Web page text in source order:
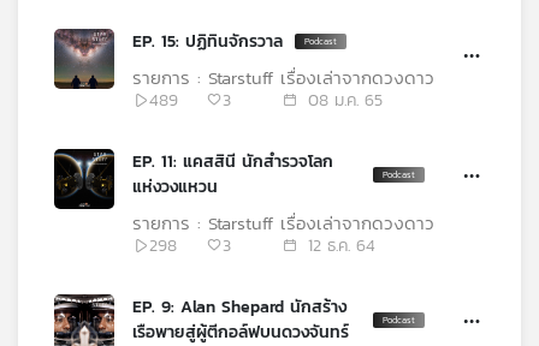
เครือ
EP. 15: ปฏิทินจักรวาล
489 3 08 ม.ค. 65
รายการ : Starstuff เรื่องเล่าจากดวงดาว
EP. 11: แคสสินี นักสำรวจโลก
แห่งวงแหวน
298 3 12 ธ.ค. 64
รายการ : Starstuff เรื่องเล่าจากดวงดาว
EP. 9: Alan Shepard นักสร้าง
เรือพายสู่ผู้ตีกอล์ฟบนดวงจันทร์